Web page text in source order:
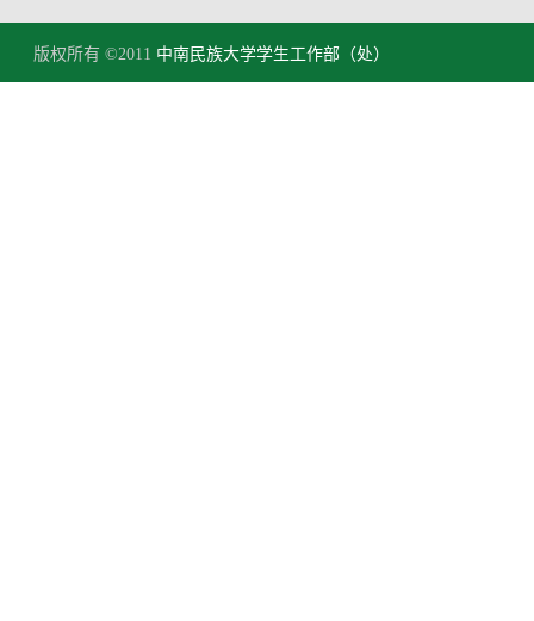
版权所有 ©2011 中南民族大学学生工作部（处）